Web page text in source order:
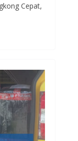
Cepat,